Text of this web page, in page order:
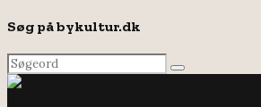
Søg på bykultur.dk
Search
for:
Search